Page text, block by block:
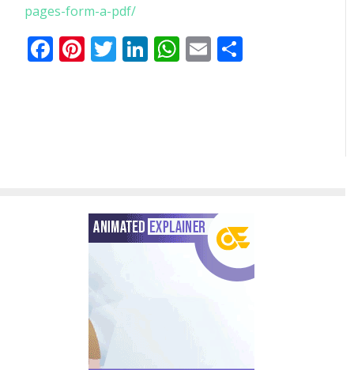
pages-form-a-pdf/
Facebook
Pinterest
Twitter
LinkedIn
WhatsApp
Email